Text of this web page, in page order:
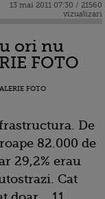
13 mai 2011 07:30 / 21560
vizualizari
ori nu
FOTO
De
82.000 de
29,2% erau
Cat